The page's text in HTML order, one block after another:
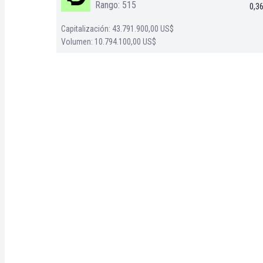
Rango: 515
Capitalización: 43.791.900,00 US$
Volumen: 10.794.100,00 US$